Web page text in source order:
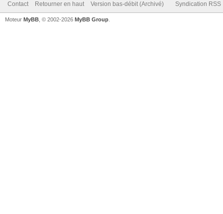
Contact Retourner en haut Version bas-débit (Archivé) Syndication RSS
Moteur MyBB , © 2002-2026 MyBB Group